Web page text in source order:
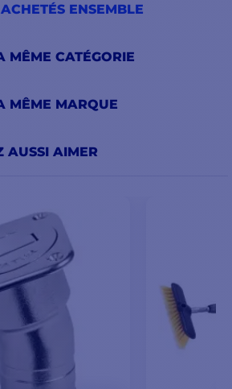
ENSEMBLE
MÊME CATÉGORIE
MÊME MARQUE
AUSSI AIMER